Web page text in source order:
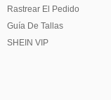
Rastrear El Pedido
Guía De Tallas
SHEIN VIP